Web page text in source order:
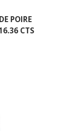
POIRE
CTS